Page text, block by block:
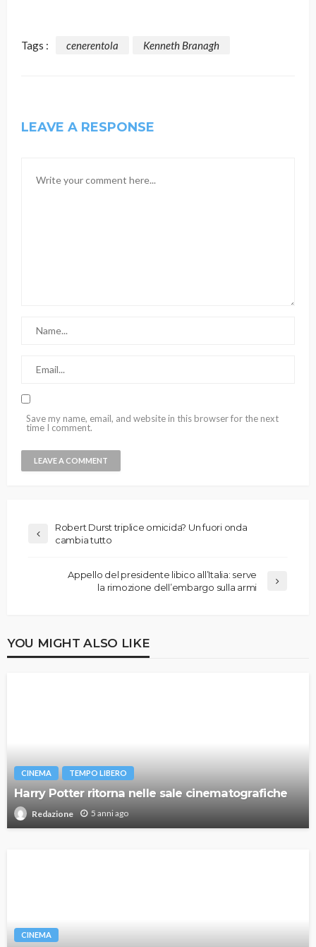
Tags : cenerentola Kenneth Branagh
LEAVE A RESPONSE
Save my name, email, and website in this browser for the next
time I comment.
Robert Durst triplice omicida? Un fuori onda
cambia tutto
Appello del presidente libico all’Italia: serve
la rimozione dell’embargo sulla armi
YOU MIGHT ALSO LIKE
CINEMA TEMPO LIBERO
Harry Potter ritorna nelle sale cinematografiche
Redazione 5 anni ago
CINEMA